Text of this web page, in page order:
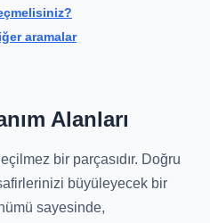
aramalar
Alanları
bir parçasıdır. Doğru
büyüleyecek bir
sayesinde,